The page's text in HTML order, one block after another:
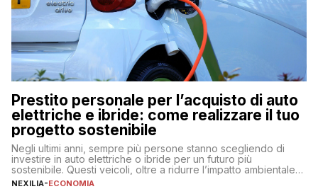
Prestito personale per l’acquisto di auto
elettriche e ibride: come realizzare il tuo
progetto sostenibile
Negli ultimi anni, sempre più persone stanno scegliendo di
investire in auto elettriche o ibride per un futuro più
sostenibile. Questi veicoli, oltre a ridurre l’impatto ambientale,
offrono vantaggi economici a lungo termine, come minori costi
NEXILIA-ECONOMIA